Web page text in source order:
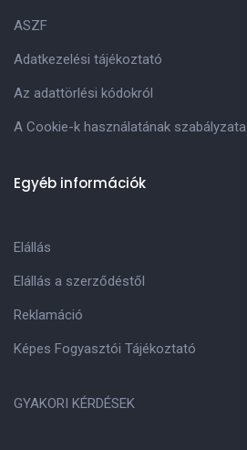
ASZF
Adatkezelési tájékoztató
Az adattörlési kódokról
A Cookie-k használatának szabályzata
Egyéb információk
Elállás
Elállás a szerződéstől
Reklamáció
Képes Fogyasztói Tájékoztató
GYAKORI KÉRDÉSEK